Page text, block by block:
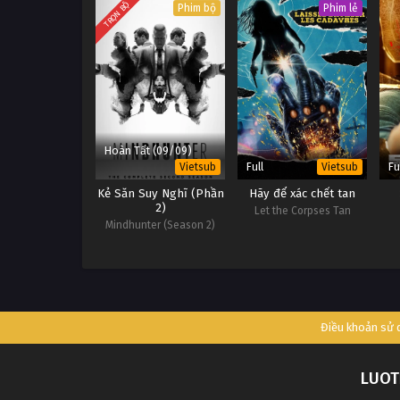
TRỌN BỘ Phim bộ
Hoàn Tất (09/09)
Vietsub
Kẻ Săn Suy Nghĩ (Phần
2)
Mindhunter (Season 2)
Phim lẻ
Full Vietsub
Hãy để xác chết tan
Let the Corpses Tan
Điều khoản sử